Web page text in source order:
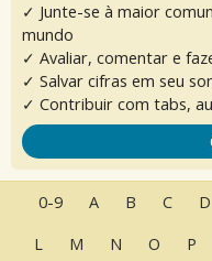
✓ Junte-se à maior
mundo
✓ Avaliar, comentar e
✓ Salvar cifras em seu
✓ Contribuir com tabs,
0-9 A B C D
L
M N O P